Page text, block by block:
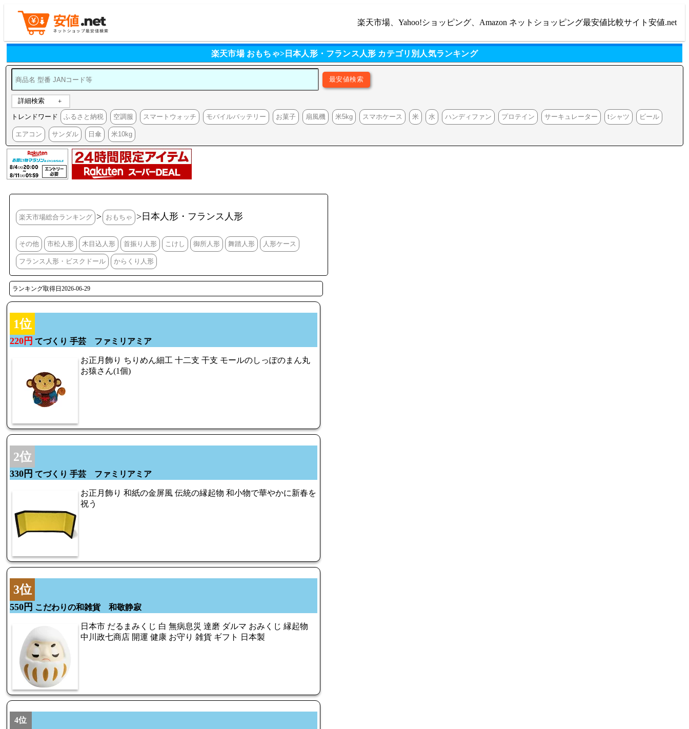
楽天市場、Yahoo!ショッピング、Amazon ネットショッピング最安値比較サイト安値.net
楽天市場 おもちゃ>日本人形・フランス人形 カテゴリ別人気ランキング
詳細検索
トレンドワード ふるさと納税 空調服 スマートウォッチ モバイルバッテリー お菓子 扇風機 米5kg スマホケース 米 水 ハンディファン プロテイン サーキュレーター tシャツ ビール
エアコン サンダル 日傘 米10kg
楽天市場総合ランキング > おもちゃ >日本人形・フランス人形
その他 市松人形 木目込人形 首振り人形 こけし 御所人形 舞踏人形 人形ケース
フランス人形・ビスクドール からくり人形
ランキング取得日2026-06-29
1位
220円 てづくり 手芸 ファミリアミア
お正月飾り ちりめん細工 十二支 干支 モールのしっぽのまん丸
お猿さん(1個)
2位
330円 てづくり 手芸 ファミリアミア
お正月飾り 和紙の金屏風 伝統の縁起物 和小物で華やかに新春を
祝う
3位
550円 こだわりの和雑貨 和敬静寂
日本市 だるまみくじ 白 無病息災 達磨 ダルマ おみくじ 縁起物
中川政七商店 開運 健康 お守り 雑貨 ギフト 日本製
4位